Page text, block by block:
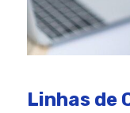
Linhas de